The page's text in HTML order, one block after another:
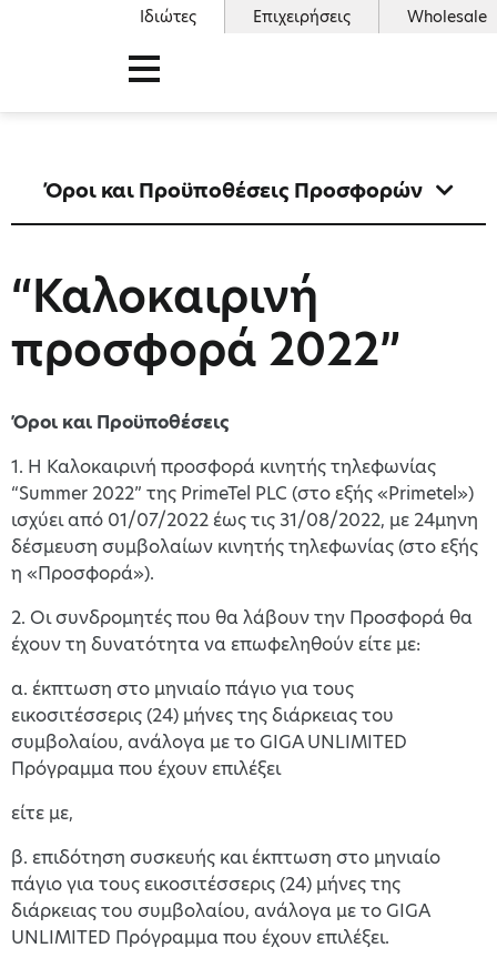
Ιδιώτες Επιχειρήσεις Wholesale
Όροι και Προϋποθέσεις Προσφορών
“Καλοκαιρινή
προσφορά 2022”
Όροι και Προϋποθέσεις
1. H Καλοκαιρινή προσφορά κινητής τηλεφωνίας
“Summer 2022” της PrimeTel PLC (στο εξής «Primetel»)
ισχύει από 01/07/2022 έως τις 31/08/2022, με 24μηνη
δέσμευση συμβολαίων κινητής τηλεφωνίας (στο εξής
η «Προσφορά»).
2. Οι συνδρομητές που θα λάβουν την Προσφορά θα
έχουν τη δυνατότητα να επωφεληθούν είτε με:
α. έκπτωση στο μηνιαίο πάγιο για τους
εικοσιτέσσερις (24) μήνες της διάρκειας του
συμβολαίου, ανάλογα με το GIGA UNLIMITED
Πρόγραμμα που έχουν επιλέξει
είτε με,
β. επιδότηση συσκευής και έκπτωση στο μηνιαίο
πάγιο για τους εικοσιτέσσερις (24) μήνες της
διάρκειας του συμβολαίου, ανάλογα με το GIGA
UNLIMITED Πρόγραμμα που έχουν επιλέξει.